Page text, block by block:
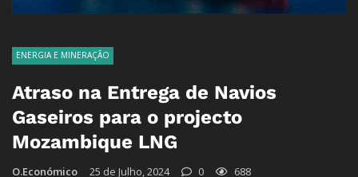
ENERGIA E MINERAÇÃO
Atraso na Entrega de Navios
Gaseiros para o projecto
Mozambique LNG
O.Económico 25 de Julho, 2024 0 688